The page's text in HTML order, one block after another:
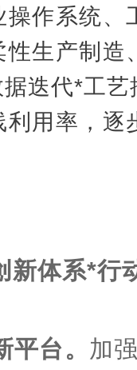
操作系统、
性生产制造
迭代*工
用率，逐
新体系*行
台。 加